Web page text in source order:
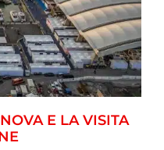
E LA VISITA